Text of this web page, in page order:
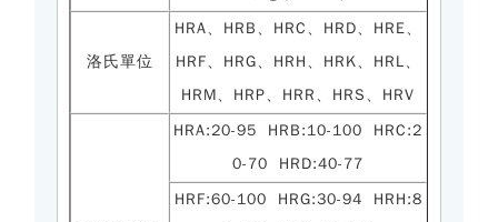
洛氏單位
HRA、HRB、HRC、HRD、HRE、
HRF、HRG、HRH、HRK、HRL、
HRM、HRP、HRR、HRS、HRV
HRA:20-95 HRB:10-100 HRC:2
0-70 HRD:40-77
HRF:60-100 HRG:30-94 HRH:8